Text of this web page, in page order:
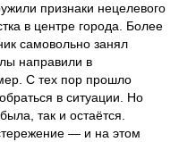
признаки нецелевого
в центре города. Более
самовольно занял
направили в
С тех пор прошло
в ситуации. Но
так и остаётся.
— и на этом